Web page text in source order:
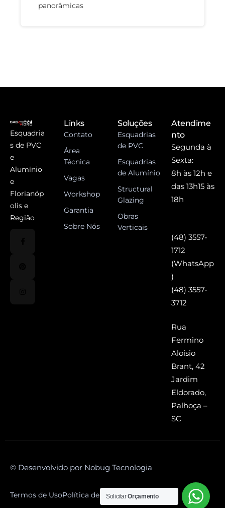
panorâmicas
Esquadria
s de PVC
e
Alumínio
e
Florianóp
olis e
Região
Links
Contato
Área
Técnica
Vagas
Workshop
Garantia
Sobre Nós
Soluções
Esquadrias
de PVC
Esquadrias
de Alumínio
Structural
Glazing
Obras
Verticais
Atendime
nto
Segunda à
Sexta:
8h às 12h e
das 13h15 às
18h
(48) 3557-
1712
(WhatsApp
)
(48) 3557-
3712
Rua
Fermino
Aloisio
Brant, 42
Jardim
Eldorado,
Palhoça –
SC
© Desenvolvido por Nobug Tecnologia
Termos de UsoPolítica de Privacidade
SolicitarOrçamento